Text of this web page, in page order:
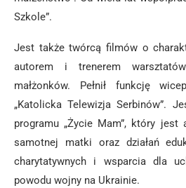
Szkole”.
Jest także twórcą filmów o
autorem i trenerem
małżonków. Pełnił funkcję
„Katolicka Telewizja Serbinów”.
programu „Życie Mam”, który jest
samotnej matki oraz działań
charytatywnych i wsparcia dla
powodu wojny na Ukrainie.